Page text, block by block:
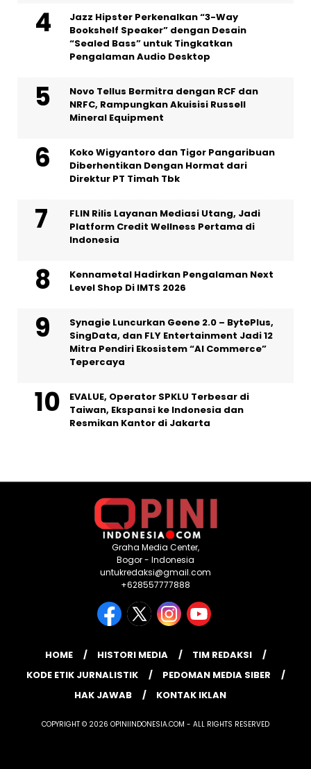
Jazz Hipster Perkenalkan “3-Way
Bookshelf Speaker” dengan Desain
“Sealed Bass” untuk Tingkatkan
Pengalaman Audio Desktop
Novo Tellus Bermitra dengan RCF dan
NRFC, Rampungkan Akuisisi Russell
Mineral Equipment
Koko Wigyantoro dan Tigor Pangaribuan
Diberhentikan Dengan Hormat dari
Direktur PT Timah Tbk
FLIN Rilis Layanan Mediasi Utang, Jadi
Platform Credit Wellness Pertama di
Indonesia
Kennametal Hadirkan Pengalaman Next
Level Shop Di IMTS 2026
Synagie Luncurkan Geene 2.0 – BytePlus,
SingData, dan FLY Entertainment Jadi 12
Mitra Pendiri Ekosistem “AI Commerce”
Tepercaya
EVALUE, Operator SPKLU Terbesar di
Taiwan, Ekspansi ke Indonesia dan
Resmikan Kantor di Jakarta
Graha Media Center,
Bogor - Indonesia
untukredaksi@gmail.com
+628557777888
HOME HISTORI MEDIA
TIM REDAKSI
KODE ETIK JURNALISTIK
PEDOMAN MEDIA SIBER
HAK JAWAB
KONTAK IKLAN
COPYRIGHT © 2026 OPINIINDONESIA.COM - ALL RIGHTS RESERVED